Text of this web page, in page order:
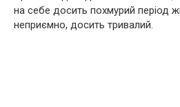
на себе досить похмурий період
неприємно, досить тривалий.